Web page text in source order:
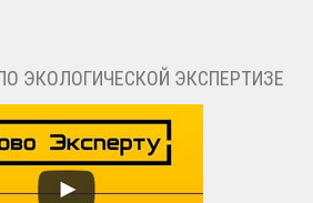
ЭКОЛОГИЧЕСКОЙ ЭКСПЕРТИЗЕ